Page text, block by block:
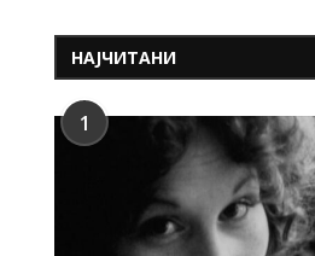
НАЈЧИТАНИ
1